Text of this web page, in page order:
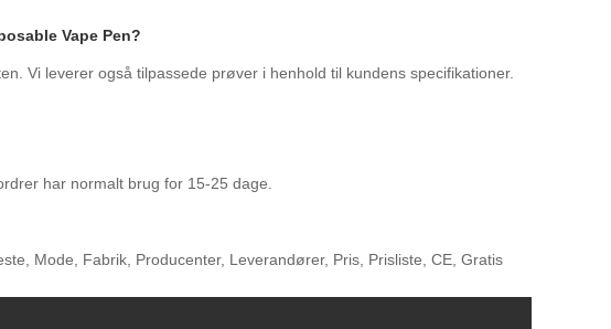
Vape Pen?
Vi leverer også tilpassede prøver i henhold til kundens specifikationer.
har normalt brug for 15-25 dage.
Mode, Fabrik, Producenter, Leverandører, Pris, Prisliste, CE, Gratis